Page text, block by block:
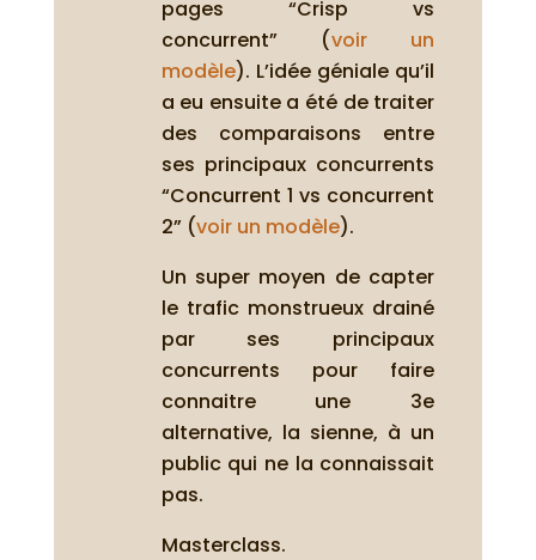
pages “Crisp vs
concurrent” (voir un
modèle). L’idée géniale qu’il
a eu ensuite a été de traiter
des comparaisons entre
ses principaux concurrents
“Concurrent 1 vs concurrent
2” (voir un modèle).
Un super moyen de capter
le trafic monstrueux drainé
par ses principaux
concurrents pour faire
connaitre une 3e
alternative, la sienne, à un
public qui ne la connaissait
pas.
Masterclass.